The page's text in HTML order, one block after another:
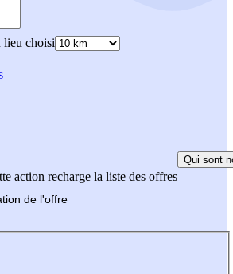
lieu choisi
action recharge la liste des offres
Qui sont
de l'offre